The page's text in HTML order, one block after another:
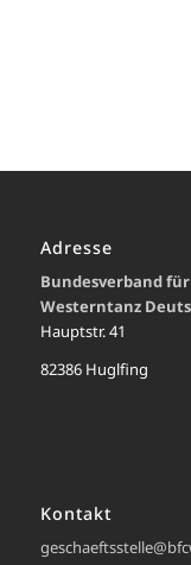
Adresse
Bundesverband
Westerntanz
Hauptstr. 41
82386 Huglfing
Kontakt